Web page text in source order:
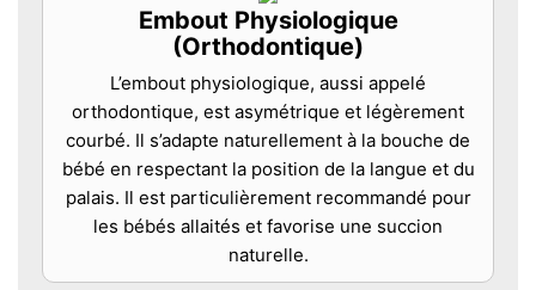
Embout Physiologique
(Orthodontique)
L’embout physiologique, aussi appelé
orthodontique, est asymétrique et légèrement
courbé. Il s’adapte naturellement à la bouche de
bébé en respectant la position de la langue et du
palais. Il est particulièrement recommandé pour
les bébés allaités et favorise une succion
naturelle.